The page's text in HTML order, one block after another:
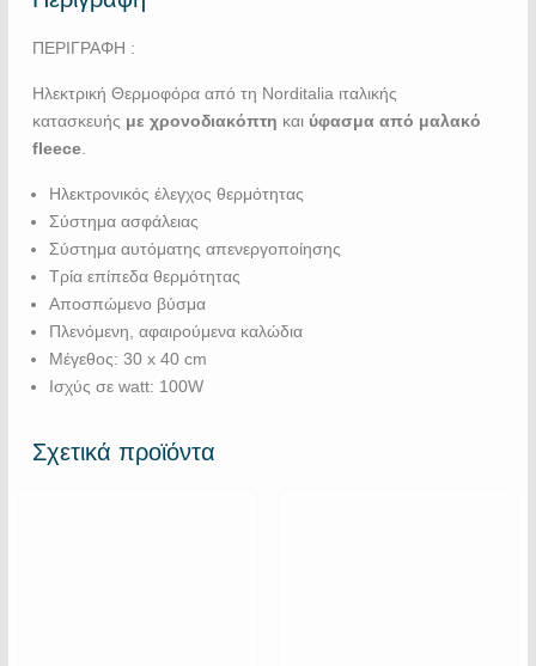
ΠΕΡΙΓΡΑΦΗ :
Ηλεκτρική Θερμοφόρα από τη Norditalia ιταλικής
κατασκευής με χρονοδιακόπτη και ύφασμα από μαλακό
fleece.
Ηλεκτρονικός έλεγχος θερμότητας
Σύστημα ασφάλειας
Σύστημα αυτόματης απενεργοποίησης
Τρία επίπεδα θερμότητας
Αποσπώμενο βύσμα
Πλενόμενη, αφαιρούμενα καλώδια
Μέγεθος: 30 x 40 cm
Ισχύς σε watt: 100W
Σχετικά προϊόντα